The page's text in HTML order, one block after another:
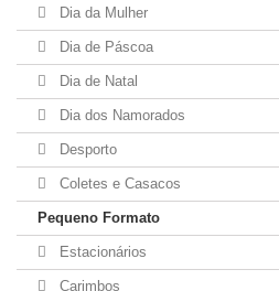
Dia da Mulher
Dia de Páscoa
Dia de Natal
Dia dos Namorados
Desporto
Coletes e Casacos
Pequeno Formato
Estacionários
Carimbos